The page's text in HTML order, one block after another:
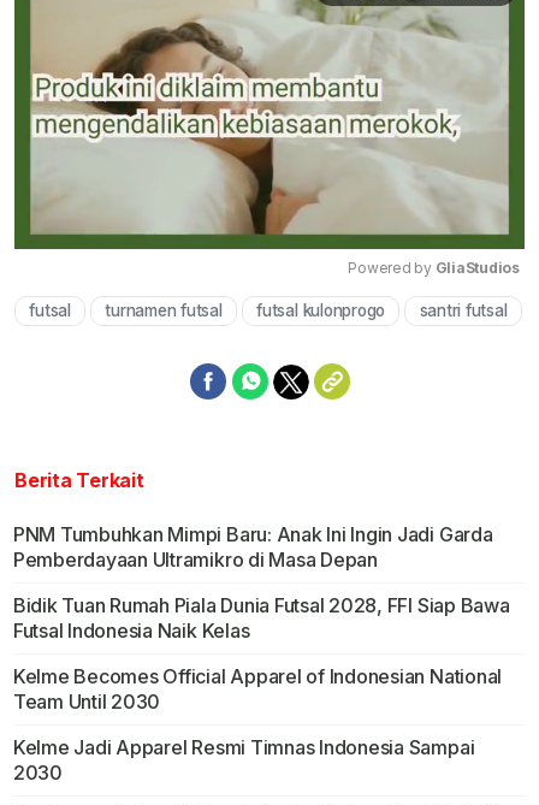
Mute
Powered by GliaStudios
futsal turnamen futsal futsal kulonprogo santri futsal
Berita Terkait
PNM Tumbuhkan Mimpi Baru: Anak Ini Ingin Jadi Garda
Pemberdayaan Ultramikro di Masa Depan
Bidik Tuan Rumah Piala Dunia Futsal 2028, FFI Siap Bawa
Futsal Indonesia Naik Kelas
Kelme Becomes Official Apparel of Indonesian National
Team Until 2030
Kelme Jadi Apparel Resmi Timnas Indonesia Sampai
2030